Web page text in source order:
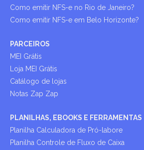
Como emitir NFS-e no Rio de Janeiro?
Como emitir NFS-e em Belo Horizonte?
PARCEIROS
MEI Grátis
Loja MEI Grátis
Catálogo de lojas
Notas Zap Zap
PLANILHAS, EBOOKS E FERRAMENTAS
Planilha Calculadora de Pró-labore
Planilha Controle de Fluxo de Caixa